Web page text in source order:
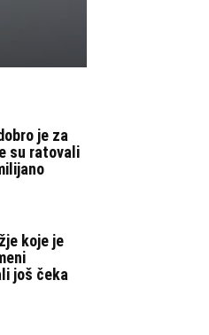
je za
su ratovali
koje je
još čeka